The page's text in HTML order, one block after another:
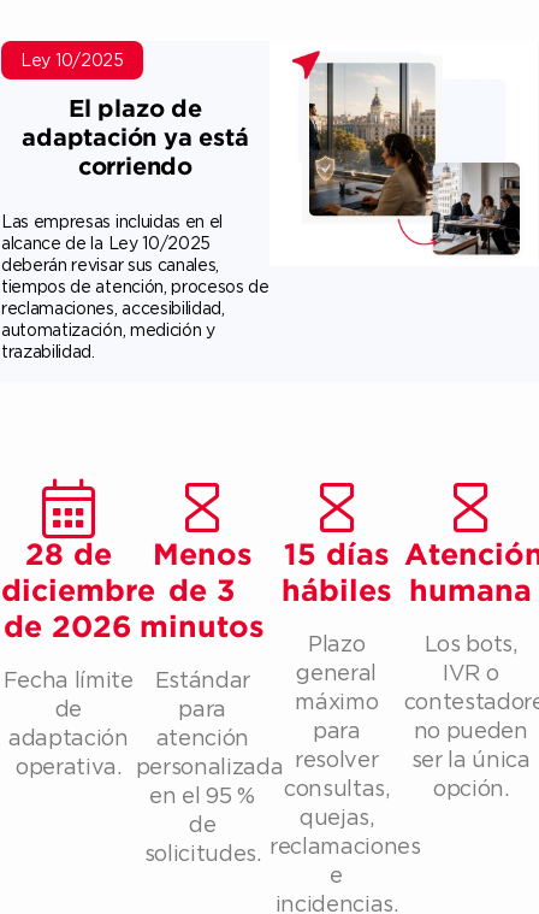
Ley 10/2025
El plazo de
adaptación ya está
corriendo
Las empresas incluidas en el
alcance de la Ley 10/2025
deberán revisar sus canales,
tiempos de atención, procesos de
reclamaciones, accesibilidad,
automatización, medición y
trazabilidad.
28 de
diciembre
de 2026
Fecha límite
de
adaptación
operativa.
Menos
de 3
minutos
Estándar
para
atención
personalizada
en el 95 %
de
solicitudes.
15 días
hábiles
Plazo
general
máximo
para
resolver
consultas,
quejas,
reclamaciones
e
incidencias.
humana
Los bots,
IVR o
no pueden
ser la única
opción.